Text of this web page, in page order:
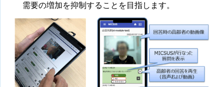
需要の増加を抑制することを目指します。